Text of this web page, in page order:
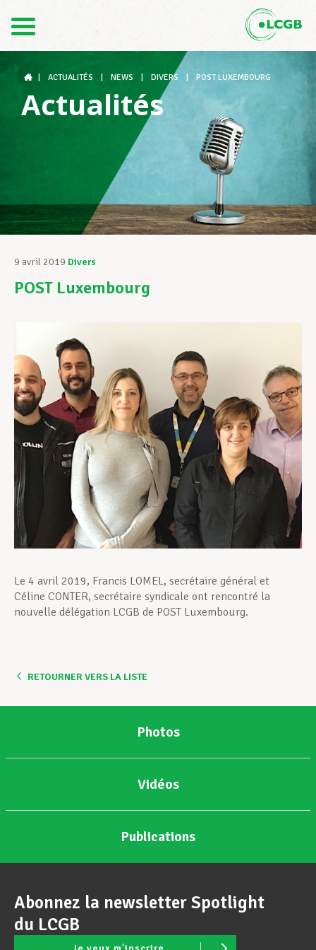
DE
Structures syndicales
Assistance au Travail
Vos droits
Assistance en vie privée
Développement professionnel
Devenir Membre
Actualités
ACTUALITÉS NEWS DIVERS POST LUXEMBOURG
Actualités
9 avril 2019 Divers
POST Luxembourg
Le 4 avril 2019, Francis LOMEL, secrétaire général et
Céline CONTER, secrétaire syndicale ont rencontré la
nouvelle délégation LCGB de POST Luxembourg.
RETOURNER VERS LA LISTE
Photos
Vidéos
Publications
Abonnez la newsletter Spotlight
du LCGB